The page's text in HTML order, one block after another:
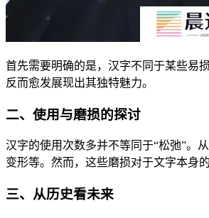
首先需要明确的是，汉字不同于某些易
反而愈发展现出其独特魅力。
二、使用与磨损的探讨
汉字的使用次数多并不等同于“松弛”。
变形等。然而，这些磨损对于文字本身
三、从历史看未来